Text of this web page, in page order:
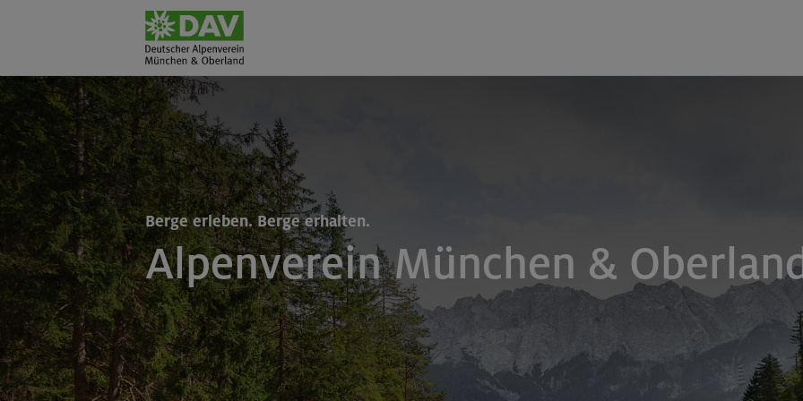
Alpenverein München &
Berge erleben. Berge erhalten.